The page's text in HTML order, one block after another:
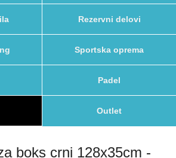
Rezervni delovi
Sportska oprema
Padel
Outlet
boks crni 128x35cm -